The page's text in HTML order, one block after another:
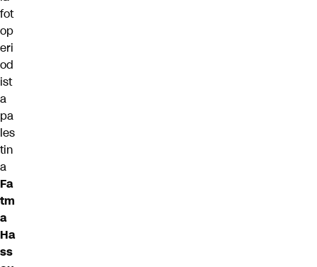
fot
op
eri
od
ist
a
pa
les
tin
a
Fa
tm
a
Ha
ss